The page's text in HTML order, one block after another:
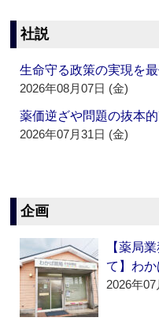
社説
生命守る政策の実現を
2026年08月07日 (金)
薬価逆ざや問題の抜本
2026年07月31日 (金)
企画
【薬局
て】わか
2026年